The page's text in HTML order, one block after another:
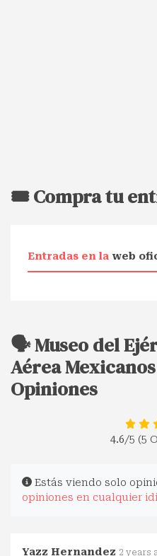
🎟️ Compra tu
Entradas en la web
🗣️ Museo del
Aérea
Opiniones
4.6/5 (5
Estás viendo solo
opiniones en cualquier
Yazz Hernandez 2 years